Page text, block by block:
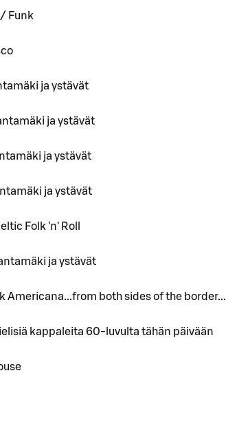
/ Funk
ja ystävät
ja ystävät
ja ystävät
ja ystävät
Folk 'n' Roll
ja ystävät
Americana...from both sides of the border...
kappaleita 60-luvulta tähän päivään